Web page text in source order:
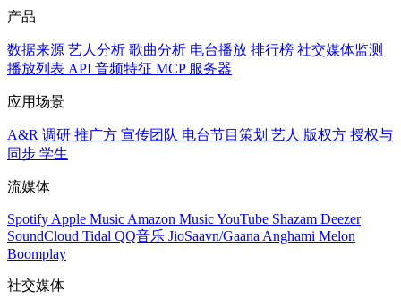
产品
数据来源 艺人分析 歌曲分析 电台播放 排行榜 社交媒体监测
播放列表 API 音频特征 MCP 服务器
应用场景
A&R 调研 推广方 宣传团队 电台节目策划 艺人 版权方 授权与
同步 学生
流媒体
Spotify Apple Music Amazon MusicYouTube Shazam Deezer
SoundCloud Tidal QQ音乐 JioSaavn/Gaana Anghami Melon
Boomplay
社交媒体